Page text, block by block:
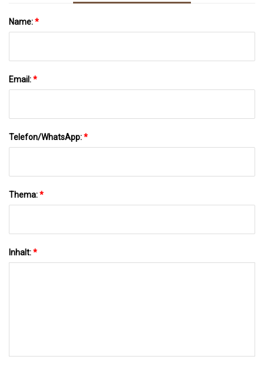
Name:*
Email:*
Telefon/WhatsApp:*
Thema:*
Inhalt:*